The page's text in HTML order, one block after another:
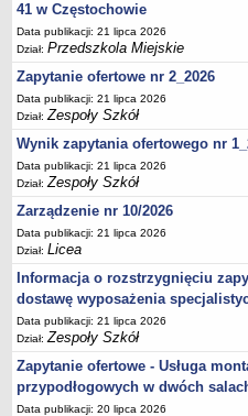
41 w Częstochowie
Data publikacji: 21 lipca 2026
Dział:Przedszkola Miejskie
Zapytanie ofertowe nr 2_2026
Data publikacji: 21 lipca 2026
Dział:Zespoły Szkół
Wynik zapytania ofertowego nr
Data publikacji: 21 lipca 2026
Dział:Zespoły Szkół
Zarządzenie nr 10/2026
Data publikacji: 21 lipca 2026
Dział:Licea
Informacja o rozstrzygnięciu
dostawę wyposażenia
Data publikacji: 21 lipca 2026
Dział:Zespoły Szkół
Zapytanie ofertowe - Usługa
przypodłogowych w dwóch
Data publikacji: 20 lipca 2026